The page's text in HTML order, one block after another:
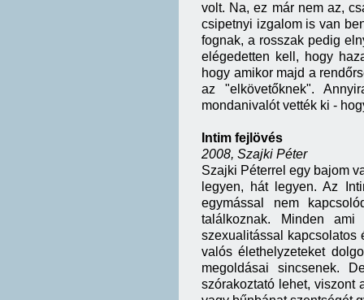
volt. Na, ez már nem az,
csipetnyi izgalom is van
fognak, a rosszak pedig
elégedetten kell, hogy
hogy amikor majd a
az "elkövetőknek".
mondanivalót vették ki -
Intim fejlövés
2008, Szajki Péter
Szajki Péterrel egy bajom
legyen, hát legyen. Az
egymással nem
találkoznak. Minden
szexualitással kapcsolatos
valós élethelyzeteket
megoldásai sincsenek.
szórakoztató lehet, viszont